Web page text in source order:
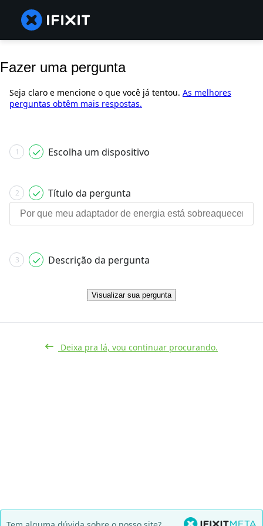
Fazer uma pergunta
Seja claro e mencione o que você já tentou. As melhores
perguntas obtêm mais respostas.
1 Escolha um dispositivo
2 Título da pergunta
3 Descrição da pergunta
Visualizar sua pergunta
Deixa pra lá, vou continuar procurando.